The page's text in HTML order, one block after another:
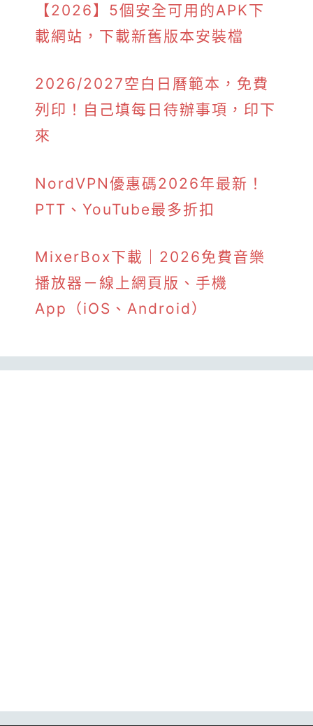
【2026】5個安全可用的APK下
載網站，下載新舊版本安裝檔
2026/2027空白日曆範本，免費
列印！自己填每日待辦事項，印下
來
NordVPN優惠碼2026年最新！
PTT、YouTube最多折扣
MixerBox下載｜2026免費音樂
播放器－線上網頁版、手機
App（iOS、Android）